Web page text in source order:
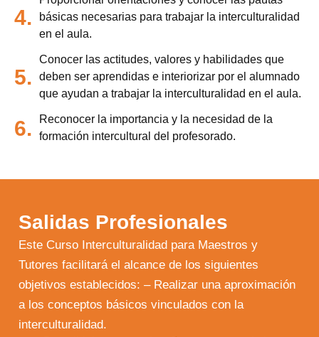
4.
básicas necesarias para trabajar la interculturalidad
en el aula.
5.
Conocer las actitudes, valores y habilidades que
deben ser aprendidas e interiorizar por el alumnado
que ayudan a trabajar la interculturalidad en el aula.
6.
Reconocer la importancia y la necesidad de la
formación intercultural del profesorado.
Salidas Profesionales
Este Curso Interculturalidad para Maestros y
Tutores facilitará el alcance de los siguientes
objetivos establecidos: – Realizar una aproximación
a los conceptos básicos vinculados con la
interculturalidad.